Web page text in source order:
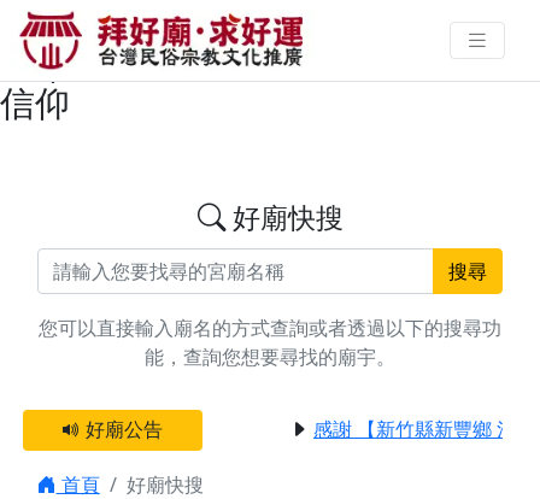
搜尋台中市大安區三官大帝廟宇資
料 | 拜好廟求好運 找到與您有緣的
信仰
好廟快搜
搜尋
您可以直接輸入廟名的方式查詢或者透過以下的搜尋功
能，查詢您想要尋找的廟宇。
好廟公告 感謝 【新竹縣新豐鄉 池
首頁
好廟快搜